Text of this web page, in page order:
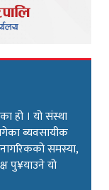
हो । यो संस्था
ब्यवसायीक
समस्या,
पु¥याउने यो